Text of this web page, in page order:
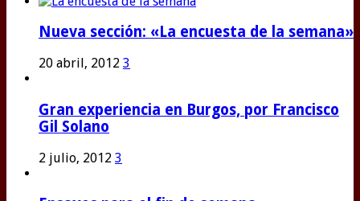
Nueva sección: «La encuesta de la semana»
20 abril, 2012 3
Gran experiencia en Burgos, por Francisco
Gil Solano
2 julio, 2012 3